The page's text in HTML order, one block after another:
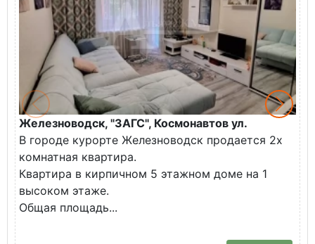
Железноводск, "ЗАГС", Космонавтов ул.
В городе курорте Железноводск продается 2х
комнатная квартира.
Квартира в кирпичном 5 этажном доме на 1
высоком этаже.
Общая площадь...